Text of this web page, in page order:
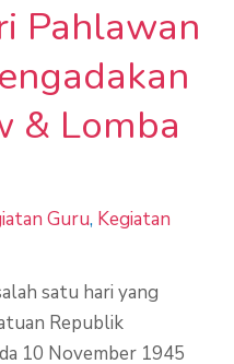
Pahlawan
& Lomba
Guru, Kegiatan
satu hari yang
Republik
10 November 1945